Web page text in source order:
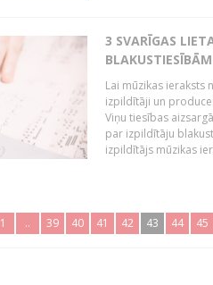
3 SVARĪGAS
BLAKUSTIESĪBĀM
Lai mūzikas ieraksts
izpildītāji un
Viņu tiesības
par izpildītāju
izpildītājs mūzikas
1 .. 39 40 41 42 43 44 45